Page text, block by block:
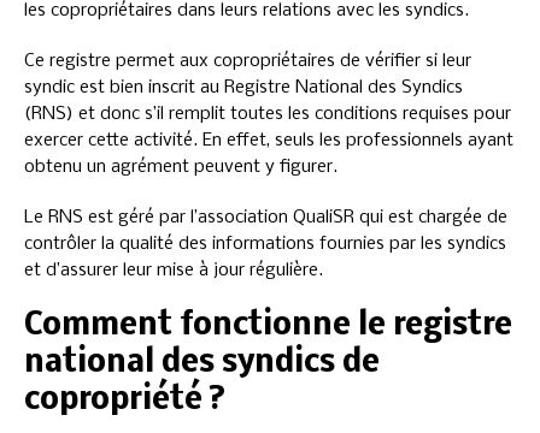
les copropriétaires dans leurs relations avec les syndics.
Ce registre permet aux copropriétaires de vérifier si leur
syndic est bien inscrit au Registre National des Syndics
(RNS) et donc s’il remplit toutes les conditions requises pour
exercer cette activité. En effet, seuls les professionnels ayant
obtenu un agrément peuvent y figurer.
Le RNS est géré par l’association QualiSR qui est chargée de
contrôler la qualité des informations fournies par les syndics
et d’assurer leur mise à jour régulière.
Comment fonctionne le registre
national des syndics de
copropriété ?